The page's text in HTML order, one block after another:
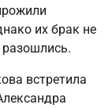
их брак не
встретила